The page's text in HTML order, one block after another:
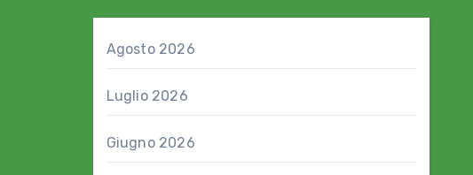
Agosto 2026
Luglio 2026
Giugno 2026